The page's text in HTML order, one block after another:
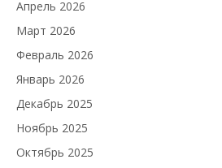
Апрель 2026
Март 2026
Февраль 2026
Январь 2026
Декабрь 2025
Ноябрь 2025
Октябрь 2025